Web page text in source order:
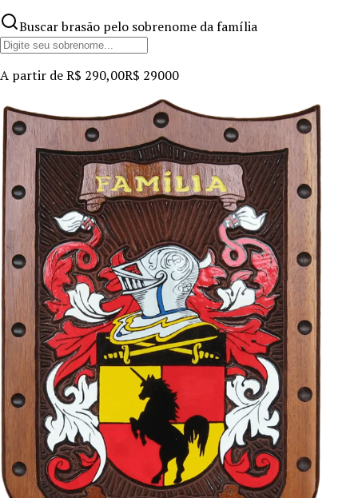
Buscar brasão pelo sobrenome da família
A partir deR$ 290,00R$ 29000